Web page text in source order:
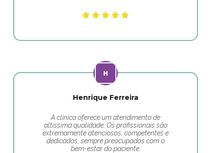
Henrique Ferreira
A clínica oferece um atendimento de
altíssima qualidade. Os profissionais são
extremamente atenciosos, competentes e
dedicados, sempre preocupados com o
bem-estar do paciente.